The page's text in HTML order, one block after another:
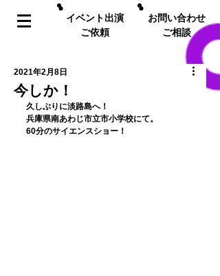
イベント出演
ご依頼
お問い合わせ
ご相談
今しか！
2021年2月8日
久しぶりに淡路島へ！
兵庫県南あわじ市立市小学校にて。
60分のサイエンスショー！